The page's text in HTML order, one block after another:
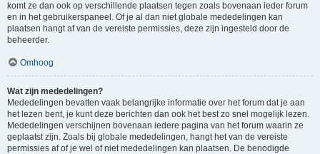
komt ze dan ook op verschillende plaatsen tegen zoals bovenaan ieder forum
en in het gebruikerspaneel. Of je al dan niet globale mededelingen kan
plaatsen hangt af van de vereiste permissies, deze zijn ingesteld door de
beheerder.
Omhoog
Wat zijn mededelingen?
Mededelingen bevatten vaak belangrijke informatie over het forum dat je aan
het lezen bent, je kunt deze berichten dan ook het best zo snel mogelijk lezen.
Mededelingen verschijnen bovenaan iedere pagina van het forum waarin ze
geplaatst zijn. Zoals bij globale mededelingen, hangt het van de vereiste
permissies af of je wel of niet mededelingen kan plaatsen. De benodigde